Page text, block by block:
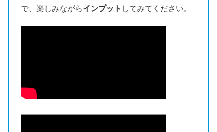
で、楽しみながらインプット してみてください。